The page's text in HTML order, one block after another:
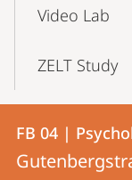
Video Lab
ZELT Study
Contact
Contact
details
FB 04 |